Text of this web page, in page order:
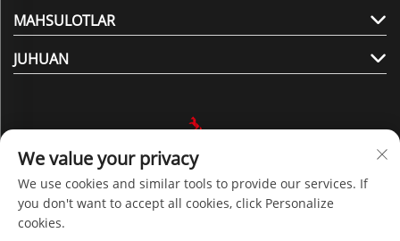
MAHSULOTLAR
JUHUAN
Bizni kuzatib boring
We value your privacy
We use cookies and similar tools to provide our services. If
you don't want to accept all cookies, click Personalize
cookies.